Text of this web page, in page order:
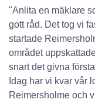
"Anlita en mäklare
gott råd. Det tog vi
startade
området
snart det givna
Idag har vi kvar vår
Reimersholme och